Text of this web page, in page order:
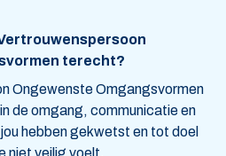
terecht?
Ongewenste Omgangsvormen
de omgang, communicatie en
hebben gekwetst en tot doel
niet veilig voelt.